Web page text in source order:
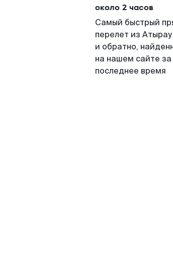
около 2 часов
Самый быстрый
перелет из
и обратно,
на нашем сайте за
последнее время